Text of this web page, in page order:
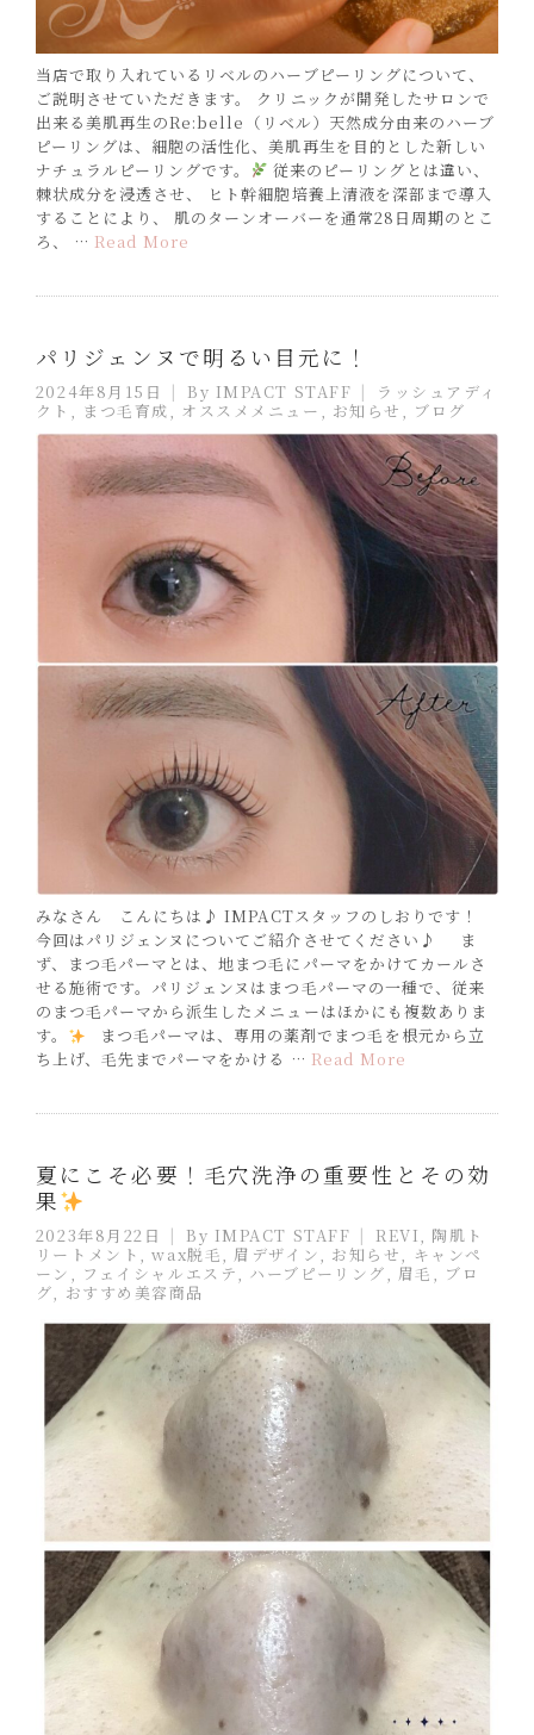
当店で取り入れているリベルのハーブピーリングについて、
ご説明させていただきます。 クリニックが開発したサロンで
出来る美肌再生のRe:belle（リベル）天然成分由来のハーブ
ピーリングは、細胞の活性化、美肌再生を目的とした新しい
ナチュラルピーリングです。
従来のピーリングとは違い、
棘状成分を浸透させ、 ヒト幹細胞培養上清液を深部まで導入
することにより、 肌のターンオーバーを通常28日周期のとこ
ろ、 … Read More
パリジェンヌで明るい目元に！
2024年8月15日 By IMPACT STAFF
ラッシュアディ
クト , まつ毛育成, オススメメニュー , お知らせ , ブログ
みなさん こんにちは♪ IMPACTスタッフのしおりです！
今回はパリジェンヌについてご紹介させてください♪ ま
ず、まつ毛パーマとは、地まつ毛にパーマをかけてカールさ
せる施術です。パリジェンヌはまつ毛パーマの一種で、従来
のまつ毛パーマから派生したメニューはほかにも複数ありま
す。
まつ毛パーマは、専用の薬剤でまつ毛を根元から立
ち上げ、毛先までパーマをかける … Read More
夏にこそ必要！毛穴洗浄の重要性とその効
果
2023年8月22日 By IMPACT STAFF REVI, 陶肌ト
リートメント ,wax脱毛, 眉デザイン, お知らせ, キャンペ
ーン , フェイシャルエステ, ハーブピーリング, 眉毛 , ブロ
グ, おすすめ美容商品